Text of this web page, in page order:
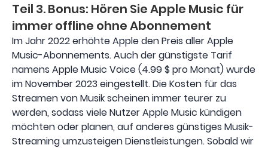
Teil 3. Bonus: Hören Sie Apple Music für
immer offline ohne Abonnement
Im Jahr 2022 erhöhte Apple den Preis aller Apple
Music-Abonnements. Auch der günstigste Tarif
namens Apple Music Voice (4.99 $ pro Monat) wurde
im November 2023 eingestellt. Die Kosten für das
Streamen von Musik scheinen immer teurer zu
werden, sodass viele Nutzer Apple Music kündigen
möchten oder planen, auf anderes günstiges Musik-
Streaming umzusteigen Dienstleistungen. Sobald wir